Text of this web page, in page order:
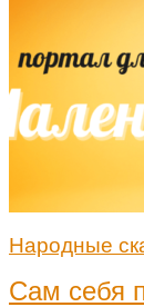
Народные
Сам себя